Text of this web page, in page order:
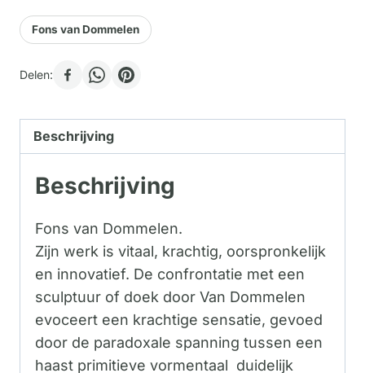
Fons van Dommelen
Delen:
Beschrijving
Beschrijving
Fons van Dommelen.
Zijn werk is vitaal, krachtig, oorspronkelijk
en innovatief. De confrontatie met een
sculptuur of doek door Van Dommelen
evoceert een krachtige sensatie, gevoed
door de paradoxale spanning tussen een
haast primitieve vormentaal duidelijk